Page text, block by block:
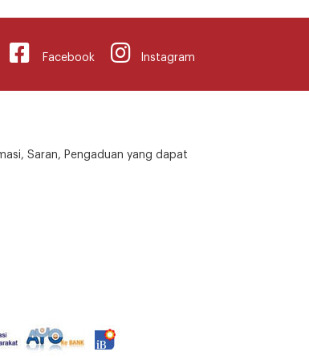
Instagram
Facebook
Saran, Pengaduan yang dapat